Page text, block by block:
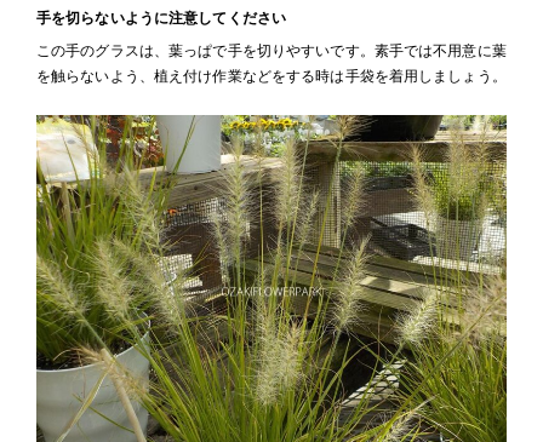
手を切らないように注意してください
この手のグラスは、葉っぱで手を切りやすいです。素手では不用意に葉
を触らないよう、植え付け作業などをする時は手袋を着用しましょう。